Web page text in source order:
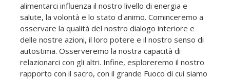
alimentarci influenza il nostro livello di energia e
salute, la volontà e lo stato d'animo. Cominceremo a
osservare la qualità del nostro dialogo interiore e
delle nostre azioni, il loro potere e il nostro senso di
autostima. Osserveremo la nostra capacità di
relazionarci con gli altri. Infine, esploreremo il nostro
rapporto con il sacro, con il grande Fuoco di cui siamo